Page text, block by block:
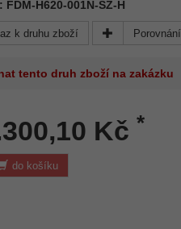
H620-001N-SZ-H
k druhu zboží Porovnání
tento druh zboží na zakázku
Kč *
do košíku